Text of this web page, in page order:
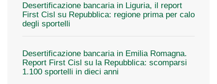
Desertificazione bancaria in Liguria, il report
First Cisl su Repubblica: regione prima per calo
degli sportelli
Desertificazione bancaria in Emilia Romagna.
Report First Cisl su la Repubblica: scomparsi
1.100 sportelli in dieci anni